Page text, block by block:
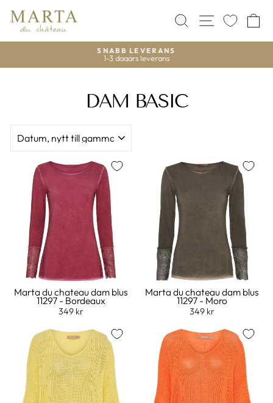
vidare
innehåll
SÖK
SNABB LEVERANS
1-3 dagars leverans
DAM BASIC
SORTERA
Marta du chateau dam blus
11297 - Bordeaux
349 kr
Marta du chateau dam blus
11297 - Moro
349 kr